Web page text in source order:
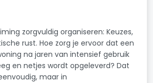
zorgvuldig organiseren: Keuzes,
rust. Hoe zorg je ervoor dat een
na jaren van intensief gebruik
en netjes wordt opgeleverd? Dat
maar in